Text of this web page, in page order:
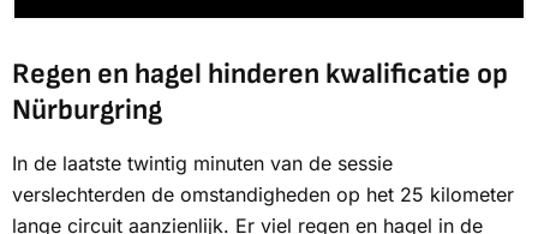
Regen en hagel hinderen kwalificatie op
Nürburgring
In de laatste twintig minuten van de sessie
verslechterden de omstandigheden op het 25 kilometer
lange circuit aanzienlijk. Er viel regen en hagel in de